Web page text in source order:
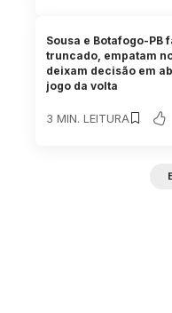
Sousa e Botafogo-PB
truncado, empatam
deixam decisão em
jogo da volta
3 MIN. LEITURA